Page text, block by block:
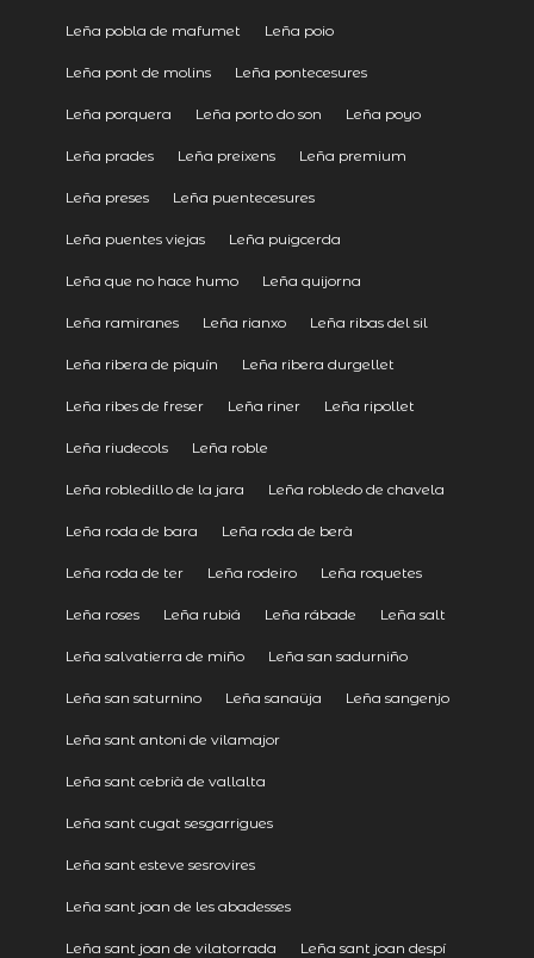
Leña pobla de mafumet Leña poio
Leña pont de molins Leña pontecesures
Leña porquera Leña porto do son Leña poyo
Leña prades Leña preixens Leña premium
Leña preses Leña puentecesures
Leña puentes viejas Leña puigcerda
Leña que no hace humo Leña quijorna
Leña ramiranes Leña rianxo Leña ribas del sil
Leña ribera de piquín Leña ribera durgellet
Leña ribes de freser Leña riner Leña ripollet
Leña riudecols Leña roble
Leña robledillo de la jara Leña robledo de chavela
Leña roda de bara Leña roda de berà
Leña roda de ter Leña rodeiro Leña roquetes
Leña roses Leña rubiá Leña rábade Leña salt
Leña salvatierra de miño Leña san sadurniño
Leña san saturnino Leña sanaüja Leña sangenjo
Leña sant antoni de vilamajor
Leña sant cebrià de vallalta
Leña sant cugat sesgarrigues
Leña sant esteve sesrovires
Leña sant joan de les abadesses
Leña sant joan de vilatorrada Leña sant joan despí